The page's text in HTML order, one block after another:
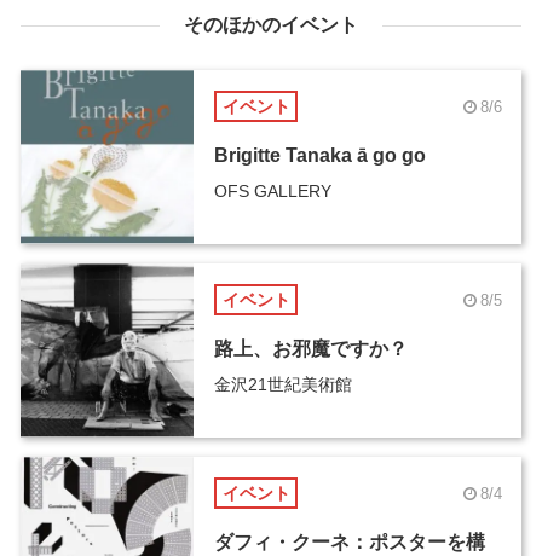
そのほかのイベント
イベント 8/6
Brigitte Tanaka ā go go
OFS GALLERY
イベント 8/5
路上、お邪魔ですか？
金沢21世紀美術館
イベント 8/4
ダフィ・クーネ：ポスターを構